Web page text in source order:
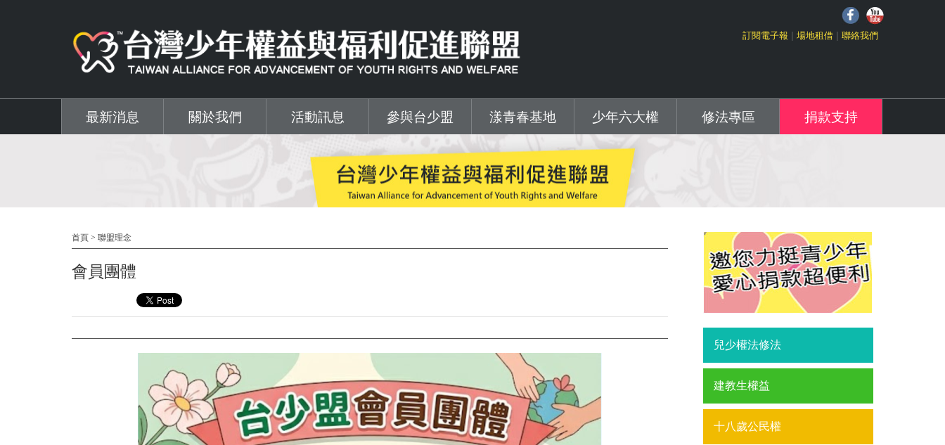
訂閱電子報 場地租借 聯絡我們
最新消息 關於我們 活動訊息 參與台少盟 漾青春基地 少年六大權 修法專區 捐款支持
首頁 > 聯盟理念
會員團體
兒少權法修法
建教生權益
十八歲公民權